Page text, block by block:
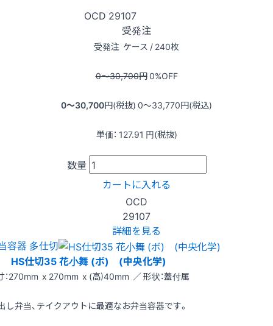
OCD 29107
受発注
受発注 ケース / 240枚
0〜30,700円0%OFF
0〜30,700円(税抜) 0〜33,770円(税込)
単価： 127.91 円(税抜)
数量
カートに入れる
OCD
29107
詳細を見る
容器 多仕切
HS仕切35 花小舞 (ボ) (中央化学)
：270mm x 270mm x (高)40mm ／ 形状：蓋付属
し弁当、テイクアウトに最適なお弁当容器です。